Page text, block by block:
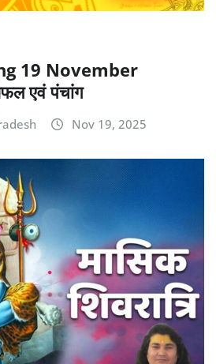
19 November
एवं पंचांग
Nov 19, 2025